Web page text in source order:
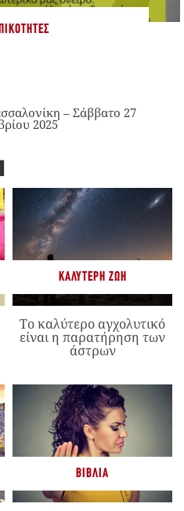
– Σάββατο 27
2025
ΚΑΛΎΤΕΡΗ ΖΩΉ
Το καλύτερο αγχολυτικό
είναι η παρατήρηση των
άστρων
ΒΙΒΛΊΑ